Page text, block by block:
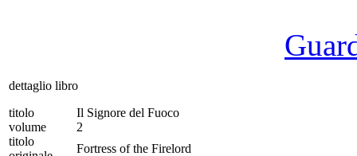
dettaglio libro
titolo
Il Signore del Fuoco
volume
2
titolo
Fortress of the Firelord